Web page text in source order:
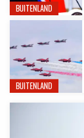
BUITENLAND
BUITENLAND